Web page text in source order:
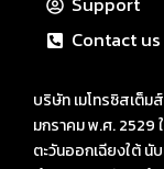
Contact us
บริษัท เมโทรซิสเต็ม
มกราคม พ.ศ. 2529
ตะวันออกเฉียงใต้ นั